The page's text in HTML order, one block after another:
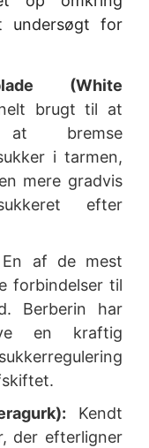
undersøgt for
(White
brugt til at
bremse
i tarmen,
mere gradvis
efter
En af de mest
forbindelser til
Berberin har
en kraftig
Kendt
der efterligner